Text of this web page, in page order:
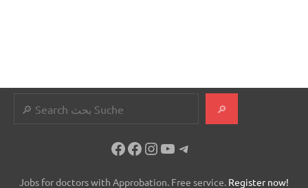
🔎
Facebook
Facebook
Instagram
YouTube
Telegram
Jobs for doctors with Approbation. Free service. Register now!